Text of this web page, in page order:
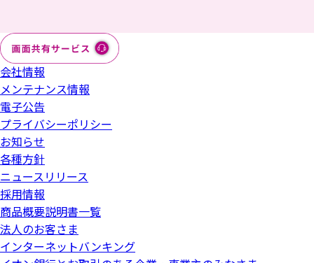
会社情報
メンテナンス情報
電子公告
プライバシーポリシー
お知らせ
各種方針
ニュースリリース
採用情報
商品概要説明書一覧
法人のお客さま
インターネットバンキング